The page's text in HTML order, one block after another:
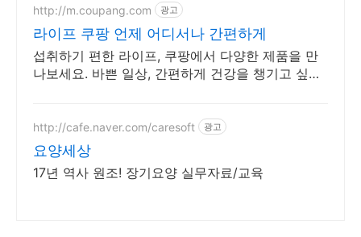
http://m.coupang.com 광고
라이프 쿠팡 언제 어디서나 간편하게
섭취하기 편한 라이프, 쿠팡에서 다양한 제품을 만
나보세요. 바쁜 일상, 간편하게 건강을 챙기고 싶다
http://cafe.naver.com/caresoft 광고
요양세상
17년 역사 원조! 장기요양 실무자료/교육